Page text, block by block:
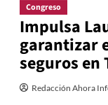
Congreso
Impulsa
garantizar
seguros en
Redacción Ahora